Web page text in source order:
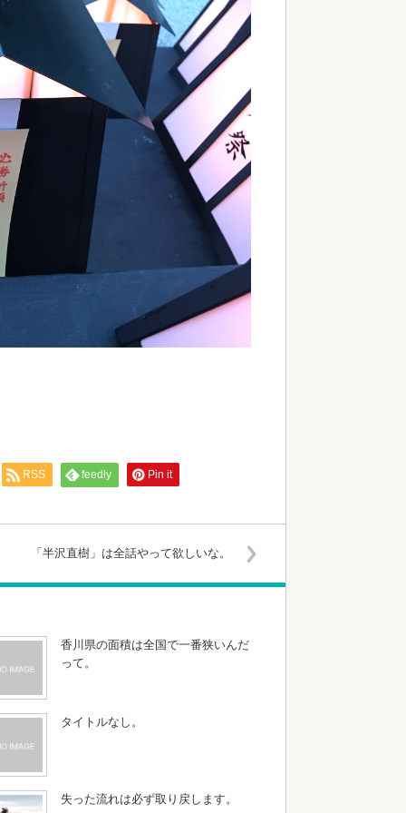
RSS feedly Pin it
「半沢直樹」は全話やって欲しいな。
香川県の面積は全国で一番狭いんだ
って。
タイトルなし。
失った流れは必ず取り戻します。